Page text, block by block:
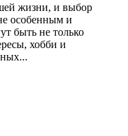
жизни, и выбор
особенным и
быть не только
хобби и